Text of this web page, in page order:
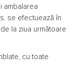
ambalarea
se efectuează în
la ziua următoare
cu toate